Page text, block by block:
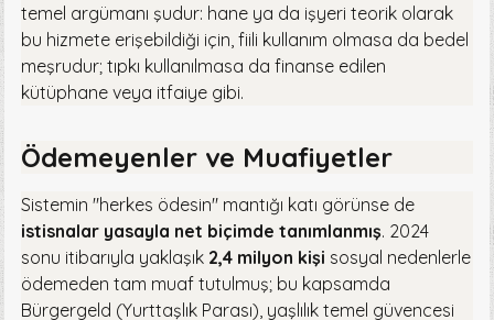
temel argümanı şudur: hane ya da işyeri teorik olarak
bu hizmete erişebildiği için, fiili kullanım olmasa da bedel
meşrudur; tıpkı kullanılmasa da finanse edilen
kütüphane veya itfaiye gibi.
Ödemeyenler ve Muafiyetler
Sistemin "herkes ödesin" mantığı katı görünse de
istisnalar yasayla net biçimde tanımlanmış. 2024
sonu itibarıyla yaklaşık 2,4 milyon kişi sosyal nedenlerle
ödemeden tam muaf tutulmuş; bu kapsamda
Bürgergeld (Yurttaşlık Parası), yaşlılık temel güvencesi